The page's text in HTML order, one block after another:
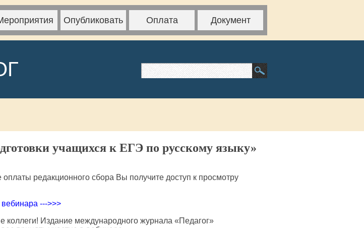
Опубликовать Оплата Документ
учащихся к ЕГЭ по русскому языку»
оплаты редакционного сбора Вы получите доступ к просмотру
--->>>
Издание международного журнала «Педагог»